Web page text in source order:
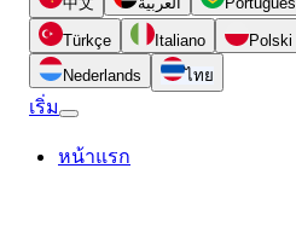
Türkçe Italiano Polski
Nederlands
ไทย
เริ่ม
หน้าแรก